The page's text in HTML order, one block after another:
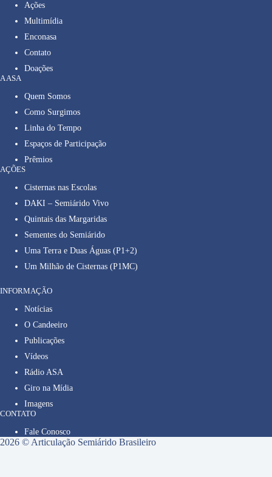
Ações
Multimídia
Enconasa
Contato
Doações
A ASA
Quem Somos
Como Surgimos
Linha do Tempo
Espaços de Participação
Prêmios
AÇÕES
Cisternas nas Escolas
DAKI – Semiárido Vivo
Quintais das Margaridas
Sementes do Semiárido
Uma Terra e Duas Águas (P1+2)
Um Milhão de Cisternas (P1MC)
INFORMAÇÃO
Notícias
O Candeeiro
Publicações
Vídeos
Rádio ASA
Giro na Mídia
Imagens
CONTATO
Fale Conosco
2026 © Articulação Semiárido Brasileiro